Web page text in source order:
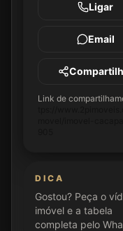
Ligar
Email
Link de
DICA
Gostou? Peça o
imóvel e a tabela
completa pelo